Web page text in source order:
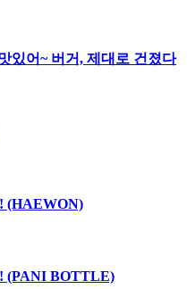
있어~ 버거, 제대로 건졌다
(HAEWON)
(PANI BOTTLE)